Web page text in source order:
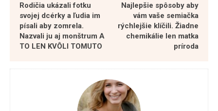
Rodičia ukázali fotku
svojej dcérky a ľudia im
písali aby zomrela.
Nazvali ju aj monštrum A
TO LEN KVÔLI TOMUTO
Najlepšie spôsoby aby
vám vaše semiačka
rýchlejšie klíčili. Žiadne
chemikálie len matka
príroda